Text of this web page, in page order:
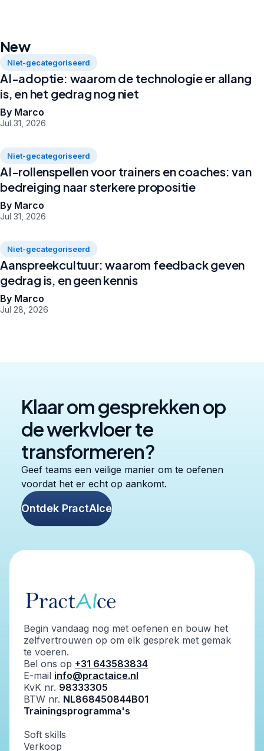
New
Niet-gecategoriseerd
AI-adoptie: waarom de technologie er allang
is, en het gedrag nog niet
By Marco
Jul 31, 2026
Niet-gecategoriseerd
AI-rollenspellen voor trainers en coaches: van
bedreiging naar sterkere propositie
By Marco
Jul 31, 2026
Niet-gecategoriseerd
Aanspreekcultuur: waarom feedback geven
gedrag is, en geen kennis
By Marco
Jul 28, 2026
Klaar om gesprekken op
de werkvloer te
transformeren?
Geef teams een veilige manier om te oefenen
voordat het er echt op aankomt.
Ontdek PractAIce
Begin vandaag nog met oefenen en bouw het
zelfvertrouwen op om elk gesprek met gemak
te voeren.
Bel ons op +31 643583834
E-mail info@practaice.nl
KvK nr. 98333305
BTW nr. NL868450844B01
Trainingsprogramma's
Soft skills
Verkoop